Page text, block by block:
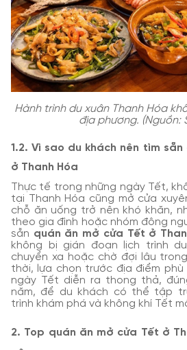
Hành trình du xuân Thanh Hóa
địa phương. (Nguồn:
1.2. Vì sao du khách nên tìm
ở Thanh Hóa
Thực tế trong những ngày Tết,
tại Thanh Hóa cũng mở cửa
chỗ ăn uống trở nên khó khăn,
theo gia đình hoặc nhóm đông
sẵn quán ăn mở cửa Tết ở
không bị gián đoạn lịch trình
chuyển xa hoặc chờ đợi lâu
thời, lựa chọn trước địa điểm
ngày Tết diễn ra thong thả,
năm, để du khách có thể tập
trình khám phá và không khí Tết
2. Top quán ăn mở cửa Tết ở